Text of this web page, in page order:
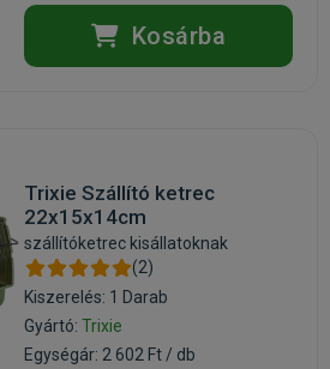
Kosárba
Trixie Szállító ketrec
22x15x14cm
szállítóketrec kisállatoknak
(2)
Kiszerelés: 1 Darab
Gyártó: Trixie
Egységár: 2 602 Ft / db